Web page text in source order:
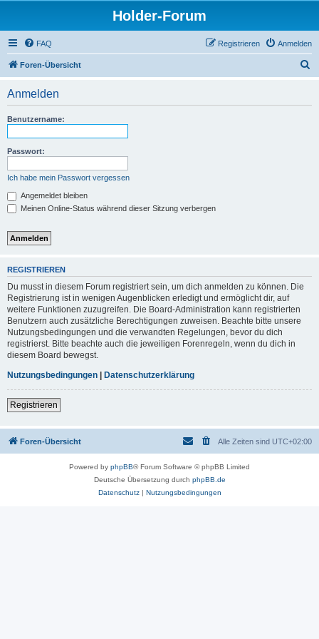
Holder-Forum
FAQ Anmelden
Registrieren
Foren-Übersicht
Anmelden
Benutzername:
Passwort:
Ich habe mein Passwort vergessen
Angemeldet bleiben
Meinen Online-Status während dieser Sitzung verbergen
REGISTRIEREN
Du musst in diesem Forum registriert sein, um dich anmelden zu können. Die
Registrierung ist in wenigen Augenblicken erledigt und ermöglicht dir, auf
weitere Funktionen zuzugreifen. Die Board-Administration kann registrierten
Benutzern auch zusätzliche Berechtigungen zuweisen. Beachte bitte unsere
Nutzungsbedingungen und die verwandten Regelungen, bevor du dich
registrierst. Bitte beachte auch die jeweiligen Forenregeln, wenn du dich in
diesem Board bewegst.
Nutzungsbedingungen | Datenschutzerklärung
Registrieren
Foren-Übersicht Alle Zeiten sind UTC+02:00
Powered by phpBB® Forum Software © phpBB Limited
Deutsche Übersetzung durch phpBB.de
Datenschutz| Nutzungsbedingungen